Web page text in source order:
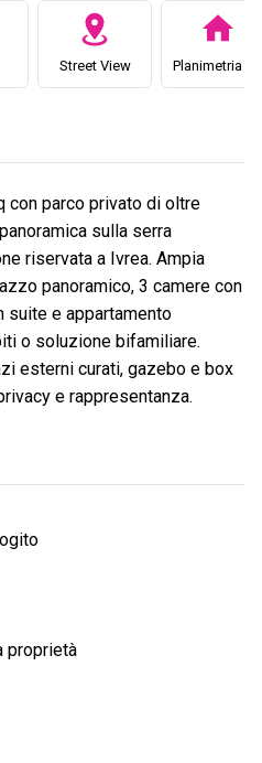
Street View Planimetria (3)
con parco privato di oltre
sulla serra
riservata a Ivrea. Ampia
panoramico, 3 camere con
suite e appartamento
o soluzione bifamiliare.
esterni curati, gazebo e box
e rappresentanza.
proprietà